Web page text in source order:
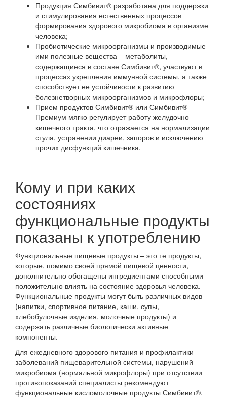
Продукция Симбивит® разработана для поддержки
и стимулирования естественных процессов
формирования здорового микробиома в организме
человека;
Пробиотические микроорганизмы и производимые
ими полезные вещества – метаболиты,
содержащиеся в составе Симбивит®, участвуют в
процессах укрепления иммунной системы, а также
способствует ее устойчивости к развитию
болезнетворных микроорганизмов и микрофлоры;
Прием продуктов Симбивит® или Симбивит®
Премиум мягко регулирует работу желудочно-
кишечного тракта, что отражается на нормализации
стула, устранении диареи, запоров и исключению
прочих дисфункций кишечника.
Кому и при каких
состояниях
функциональные продукты
показаны к употреблению
Функциональные пищевые продукты – это те продукты,
которые, помимо своей прямой пищевой ценности,
дополнительно обогащены ингредиентами способными
положительно влиять на состояние здоровья человека.
Функциональные продукты могут быть различных видов
(напитки, спортивное питание, каши, супы,
хлебобулочные изделия, молочные продукты) и
содержать различные биологически активные
компоненты.
Для ежедневного здорового питания и профилактики
заболеваний пищеварительной системы, нарушений
микробиома (нормальной микрофлоры) при отсутствии
противопоказаний специалисты рекомендуют
функциональные кисломолочные продукты Симбивит®.